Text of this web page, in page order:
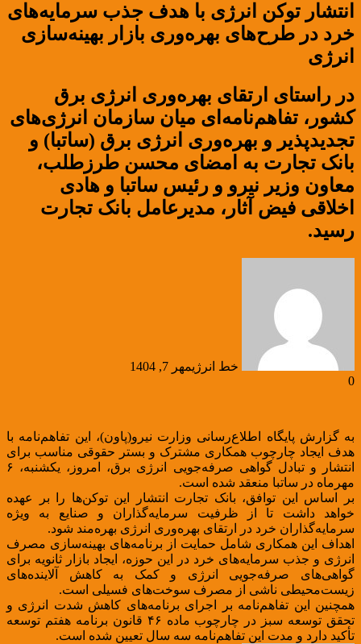
انتشار توکن انرژی با هدف جذب سرمایه‌های
خرد در طرح‌های بهره‌وری بازار بهینه‌سازی
انرژی
در راستای ارتقای بهره‌وری انرژی برق
کشور، تفاهم‌نامه‌ای میان سازمان انرژی‌های
تجدیدپذیر و بهره‌وری انرژی برق (ساتبا) و
بانک تجارت به امضای محسن طرزطلب،
معاون وزیر نیرو و رئیس ساتبا و هادی
اخلاقی فیض آثار، مدیرعامل بانک تجارت
رسید.
خط انرژیمهر 7, 1404
0
به گزارش پایگاه اطلاع‌رسانی وزارت نیرو(پاون)، این تفاهم‌نامه با
هدف ایجاد چارچوب همکاری مشترک و بستر حقوقی مناسب برای
انتشار و تبادل گواهی صرفه‌جویی انرژی برق، امروز، یکشنبه، ۶
مهرماه در ساتبا منعقد شده است.
بر اساس این توافق، بانک تجارت انتشار این توکن‌ها را بر عهده
خواهد داشت تا از ظرفیت سرمایه‌گذاران و صنایع به ویژه
سرمایه‌گذاران خرد در ارتقای بهره‌وری انرژی بهره‌مند شود.
اهداف این همکاری شامل حمایت از برنامه‌های بهینه‌سازی مصرف
انرژی و جذب سرمایه‌های خرد در این حوزه، ایجاد بازار ثانویه برای
گواهی‌های صرفه‌جویی انرژی و کمک به کاهش آلاینده‌های
زیست‌محیطی ناشی از مصرف سوخت‌های فسیلی است.
همچنین این تفاهم‌نامه بر اجرای برنامه‌های کاهش شدت انرژی و
تحقق توسعه سبز در چارچوب ماده ۴۶ قانون برنامه هفتم توسعه
تأکید دارد و مدت این تفاهم‌نامه سه سال تعیین شده است.